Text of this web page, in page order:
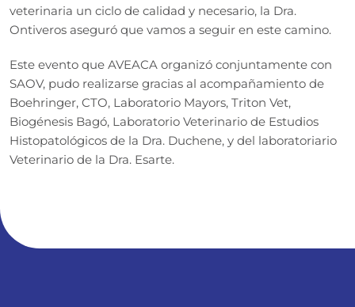
veterinaria un ciclo de calidad y necesario, la Dra.
Ontiveros aseguró que vamos a seguir en este camino.
Este evento que AVEACA organizó conjuntamente con
SAOV, pudo realizarse gracias al acompañamiento de
Boehringer, CTO, Laboratorio Mayors, Triton Vet,
Biogénesis Bagó, Laboratorio Veterinario de Estudios
Histopatológicos de la Dra. Duchene, y del laboratoriario
Veterinario de la Dra. Esarte.